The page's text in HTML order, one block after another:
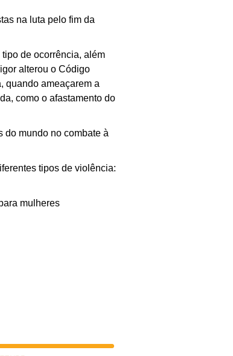
na luta pelo fim da
de ocorrência, além
alterou o Código
quando ameaçarem a
como o afastamento do
do mundo no combate à
tipos de violência:
mulheres